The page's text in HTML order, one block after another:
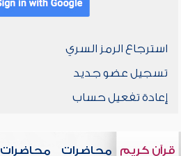
استرجاع الرمز السري
تسجيل عضو جديد
إعادة تفعيل حساب
قرآن كريم
محاضرات
محاضرات